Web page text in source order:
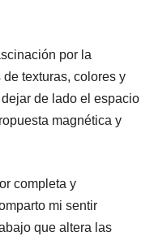
por la
texturas, colores y
de lado el espacio
magnética y
completa y
mi sentir
que altera las